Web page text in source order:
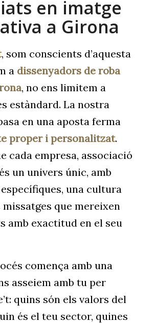
en imatge
a Girona
, som conscients d’aquesta
a dissenyadors de roba
, no ens limitem a
estàndard. La nostra
en una aposta ferma
proper i personalitzat.
cada empresa, associació
un univers únic, amb
una cultura
que mereixen
amb exactitud en el seu
comença amb una
asseiem amb tu per
quins són els valors del
és el teu sector, quines